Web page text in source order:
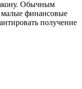
Обычным
финансовые
получение